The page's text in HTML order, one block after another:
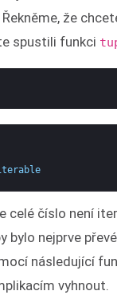
že
spustili funkci
celé číslo není
bylo nejprve
následující
vyhnout.